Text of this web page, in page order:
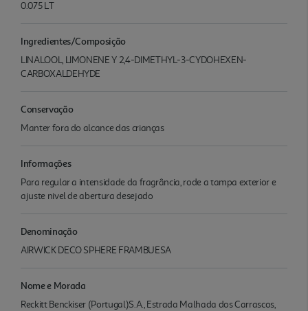
0.075 LT
Ingredientes/Composição
LINALOOL, LIMONENE Y 2,4-DIMETHYL-3-CYDOHEXEN-
CARBOXALDEHYDE
Conservação
Manter fora do alcance das crianças
Informações
Para regular a intensidade da fragrância, rode a tampa exterior e
ajuste nivel de abertura desejado
Denominação
AIRWICK DECO SPHERE FRAMBUESA
Nome e Morada
Reckitt Benckiser (Portugal)S.A., Estrada Malhada dos Carrascos,